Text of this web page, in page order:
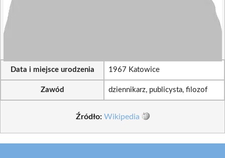
Data i miejsce urodzenia 1967 Katowice
Zawód dziennikarz, publicysta, filozof
Źródło: Wikipedia